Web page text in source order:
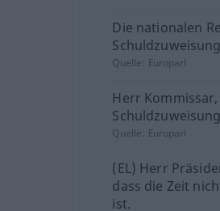
Die nationalen
Quelle: Europarl
Herr
Quelle: Europarl
(EL) Herr
dass die Zeit
ist.